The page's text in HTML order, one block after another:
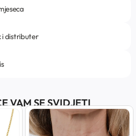
i distributer
VAM SE SVIDJETI